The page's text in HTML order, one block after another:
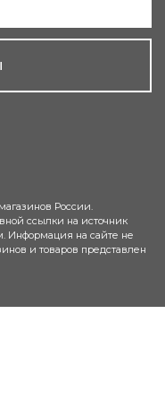
России.
ссылки на источник
Информация на сайте не
и товаров представлен